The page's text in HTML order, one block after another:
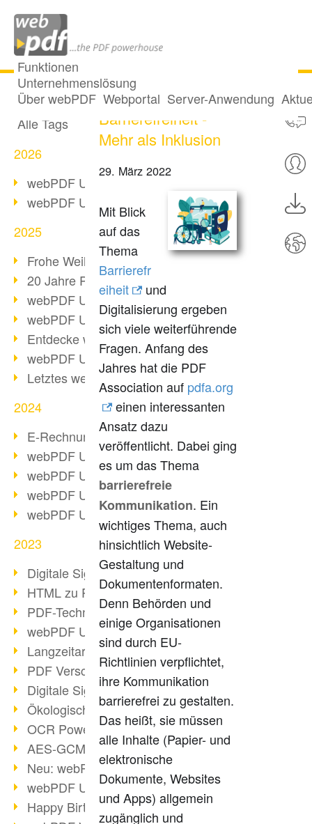
Funktionen
Unternehmenslösung
Über webPDF Webportal Server-Anwendung
Alle Beiträge
Alle Tags
2026
webPDF Update 10.0.5
webPDF Update 10.0.4
2025
Frohe Weihnachten & Auszeit
20 Jahre PDF/A
webPDF Update 10.0.3
webPDF Update 10.0.2
Entdecke webPDF 10
webPDF Update 9.0.0.3655
Letztes webPDF 8 Update
2024
E-Rechnungsstellung ab 2025
webPDF Update 9.0.0.3584
webPDF Update 9.0.0.3479
webPDF Update 9.0.0.3361
webPDF Update 9.0.0.3264
2023
Digitale Signatur in PDF
HTML zu PDF
PDF-Techniken für Barrierefreiheit
webPDF Update 9.0.0.3149
Langzeitarchivierung mit PDF/A
PDF Verschlüsselung
Digitale Signaturen
Ökologischen Abdruck reduzieren
OCR Power für Profis
AES-GCM-Unterstützung (PDF 2.0)
Neu: webPDF Developer Hub
webPDF Update 9.0.0.2898
Happy Birthday, PDF!
Universelle
Barrierefreiheit -
Mehr als Inklusion
29. März 2022
Mit Blick
auf das
Thema
Barrierefr
eiheit
und
Digitalisierung ergeben
sich viele weiterführende
Fragen. Anfang des
Jahres hat die PDF
Association auf pdfa.org
einen interessanten
Ansatz dazu
veröffentlicht. Dabei ging
es um das Thema
barrierefreie
Kommunikation. Ein
wichtiges Thema, auch
hinsichtlich Website-
Gestaltung und
Dokumentenformaten.
Denn Behörden und
einige Organisationen
sind durch EU-
Richtlinien verpflichtet,
ihre Kommunikation
barrierefrei zu gestalten.
Das heißt, sie müssen
alle Inhalte (Papier- und
elektronische
Dokumente, Websites
und Apps) allgemein
zugänglich und